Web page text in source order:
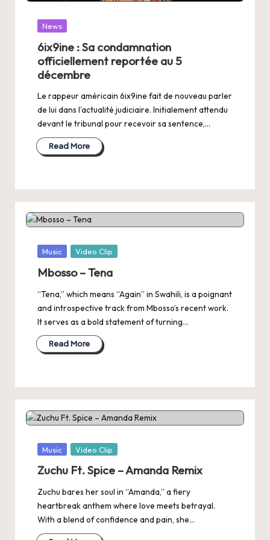
Posted
News
6ix9ine : Sa condamnation
officiellement reportée au 5
décembre
Le rappeur américain 6ix9ine fait de nouveau parler
de lui dans l’actualité judiciaire. Initialement attendu
devant le tribunal pour recevoir sa sentence,…
Read More
Posted
Music Video Clip
Mbosso – Tena
“Tena,” which means “Again” in Swahili, is a poignant
and introspective track from Mbosso’s recent work.
It serves as a bold statement of turning…
Read More
Posted
Music Video Clip
Zuchu Ft. Spice – Amanda Remix
Zuchu bares her soul in “Amanda,” a fiery
heartbreak anthem where love meets betrayal.
With a blend of confidence and pain, she…